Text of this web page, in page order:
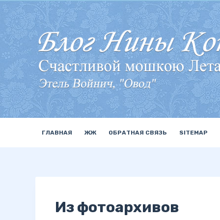
П
е
р
е
й
т
и
к
с
ГЛАВНАЯ ЖЖ ОБРАТНАЯ СВЯЗЬ SITEMAP
Из фотоархивов